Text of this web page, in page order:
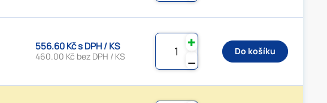
556.60 Kč s DPH / KS
460.00 Kč bez DPH / KS ⚊
✚
Do košíku